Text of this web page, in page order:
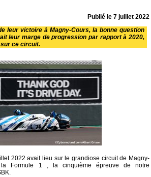
Publié le7 juillet 2022
leur victoire à Magny-Cours, la bonne question
leur marge de progression par rapport à 2020,
ce circuit.
2022 avait lieu sur le grandiose circuit de Magny-
Formule 1 , la cinquième épreuve de notre